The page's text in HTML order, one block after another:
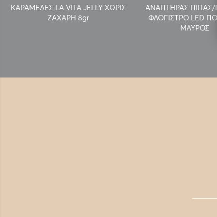
ΚΑΡΑΜΕΛΕΣ LA VITA JELLY ΧΩΡΙΣ
ΖΑΧΑΡΗ 8gr
ΑΝΑΠΤΗΡΑΣ ΠΙΠΑΣ/
ΦΛΟΓΙΣΤΡΟ LED
ΜΑΥΡΟΣ